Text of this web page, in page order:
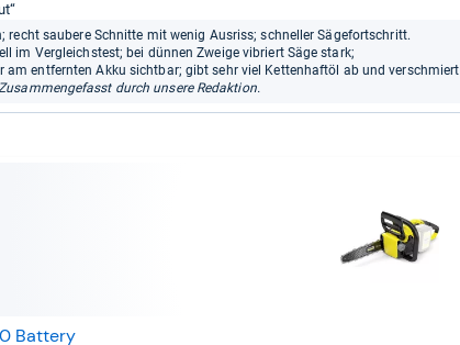
recht saubere Schnitte mit wenig Ausriss; schneller Sägefortschritt.
im Vergleichstest; bei dünnen Zweige vibriert Säge stark;
am entfernten Akku sichtbar; gibt sehr viel Kettenhaftöl ab und verschmiert
durch unsere Redaktion.
Battery